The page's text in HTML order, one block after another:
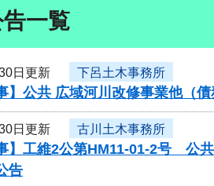
一覧
日更新 下呂土木事務所
】公共 広域河川改修事業他（
日更新 古川土木事務所
事】工維2公第HM11-01-2号
告